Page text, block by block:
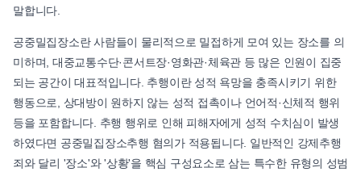
말합니다.
공중밀집장소란 사람들이 물리적으로 밀접하게 모여 있는 장소를 의
미하며, 대중교통수단·콘서트장·영화관·체육관 등 많은 인원이 집중
되는 공간이 대표적입니다. 추행이란 성적 욕망을 충족시키기 위한
행동으로, 상대방이 원하지 않는 성적 접촉이나 언어적·신체적 행위
등을 포함합니다. 추행 행위로 인해 피해자에게 성적 수치심이 발생
하였다면 공중밀집장소추행 혐의가 적용됩니다. 일반적인 강제추행
죄와 달리 '장소'와 '상황'을 핵심 구성요소로 삼는 특수한 유형의 성범